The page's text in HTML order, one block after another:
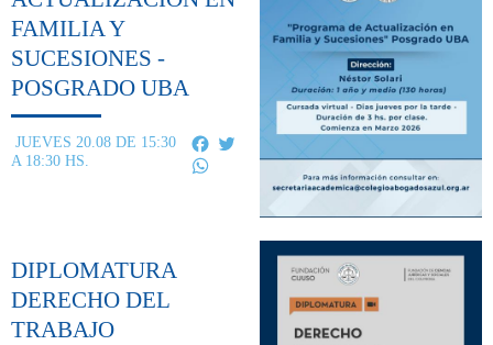
FAMILIA Y
SUCESIONES -
POSGRADO UBA
JUEVES 20.08 DE 15:30
A 18:30 HS.
Facebook
WhatsApp
DIPLOMATURA
DERECHO DEL
TRABAJO